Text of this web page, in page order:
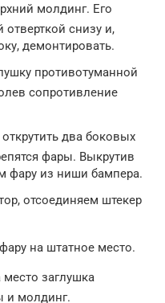
молдинг. Его
снизу и,
демонтировать.
противотуманной
сопротивление
два боковых
фары. Выкрутив
фару из ниши бампера.
отсоединяем штекер
на штатное место.
заглушка
и молдинг.